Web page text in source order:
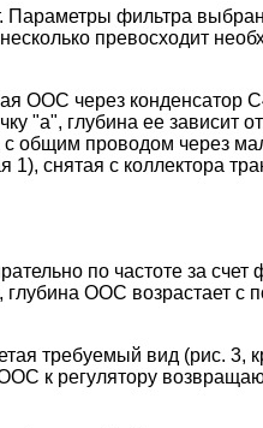
Параметры фильтра
превосходит
ООС через конденсатор
"а", глубина ее зависит
с общим проводом через
снятая с коллектора
по частоте за счет
ООС возрастает с
требуемый вид (рис. 3,
к регулятору